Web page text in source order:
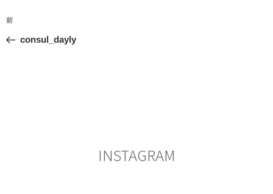
投
ナ
前
の
前
consul_dayly
INSTAGRAM